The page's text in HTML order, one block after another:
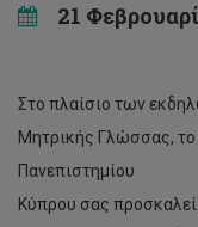
21
Στο πλαίσιο των
Μητρικής Γλώσσας,
Πανεπιστημίου
Κύπρου σας